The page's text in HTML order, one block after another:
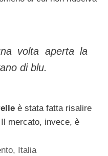
volta aperta la
di blu.
è stata fatta risalire
mercato, invece, è
, Italia